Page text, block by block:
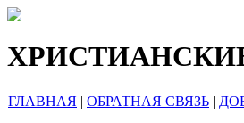
ГЛАВНАЯ | ОБРАТНАЯ СВЯЗЬ |